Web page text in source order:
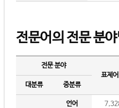
전문어의 전문 분
전문 분야
표제
대분류
중분류
언어